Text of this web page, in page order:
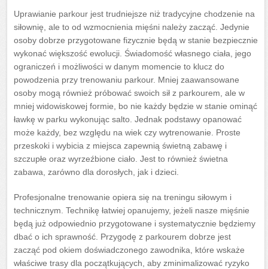
Uprawianie parkour jest trudniejsze niż tradycyjne chodzenie na
siłownię, ale to od wzmocnienia mięśni należy zacząć. Jedynie
osoby dobrze przygotowane fizycznie będą w stanie bezpiecznie
wykonać większość ewolucji. Świadomość własnego ciała, jego
ograniczeń i możliwości w danym momencie to klucz do
powodzenia przy trenowaniu parkour. Mniej zaawansowane
osoby mogą również próbować swoich sił z parkourem, ale w
mniej widowiskowej formie, bo nie każdy będzie w stanie ominąć
ławkę w parku wykonując salto. Jednak podstawy opanować
może każdy, bez względu na wiek czy wytrenowanie. Proste
przeskoki i wybicia z miejsca zapewnią świetną zabawę i
szczupłe oraz wyrzeźbione ciało. Jest to również świetna
zabawa, zarówno dla dorosłych, jak i dzieci.
Profesjonalne trenowanie opiera się na treningu siłowym i
technicznym. Technikę łatwiej opanujemy, jeżeli nasze mięśnie
będą już odpowiednio przygotowane i systematycznie będziemy
dbać o ich sprawność. Przygodę z parkourem dobrze jest
zacząć pod okiem doświadczonego zawodnika, które wskaże
właściwe trasy dla początkujących, aby zminimalizować ryzyko